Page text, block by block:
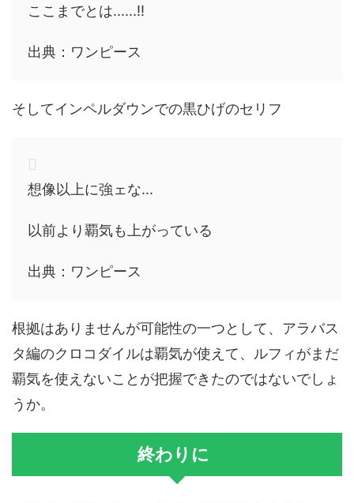
ここまでとは......!!
出典：ワンピース
そしてインペルダウンでの黒ひげのセリフ
想像以上に強ェな...
以前より覇気も上がっている
出典：ワンピース
根拠はありませんが可能性の一つとして、アラバス
タ編のクロコダイルは覇気が使えて、ルフィがまだ
覇気を使えないことが把握できたのではないでしょ
うか。
終わりに